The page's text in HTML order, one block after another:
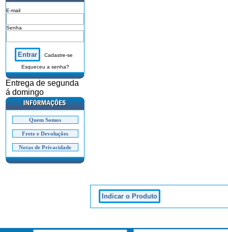
E-mail
Senha
Cadastre-se
Esqueceu a senha?
Entrega de segunda
á domingo
Quem Somos
Frete e Devoluções
Notas de Privacidade